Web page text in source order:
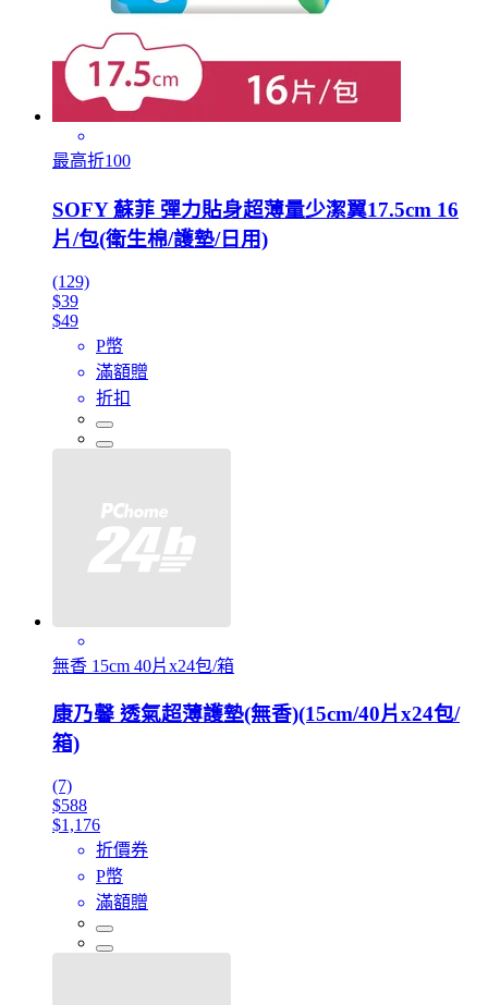
最高折100
SOFY 蘇菲 彈力貼身超薄量少潔翼17.5cm 16
片/包(衛生棉/護墊/日用)
(129)
$39
$49
P幣
滿額贈
折扣
無香 15cm 40片x24包/箱
康乃馨 透氣超薄護墊(無香)(15cm/40片x24包/
箱)
(7)
$588
$1,176
折價券
P幣
滿額贈